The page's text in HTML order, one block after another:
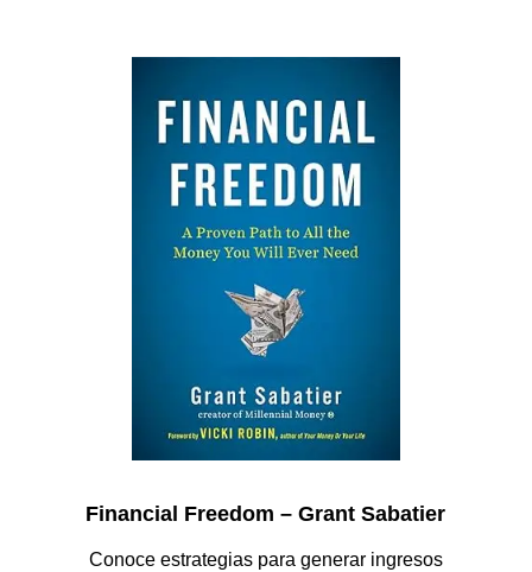
Financial Freedom – Grant Sabatier
Conoce estrategias para generar ingresos